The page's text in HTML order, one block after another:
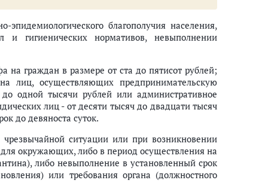
психоактивных веществ или одурманивающих веществ
наркотические средства или психотропные вещества либо
веществ
перевозки, приобретения, использования, ввоза, вывоза или
психотропных веществ, а также незаконные приобретение,
развитию
и борьбе с ним
эпидемиологического благополучия населения,
гигиенических нормативов, невыполнении
граждан в размере от ста до пятисот рублей;
лиц, осуществляющих предпринимательскую
одной тысячи рублей или административное
лиц - от десяти тысяч до двадцати тысяч
до девяноста суток.
чрезвычайной ситуации или при возникновении
окружающих, либо в период осуществления на
либо невыполнение в установленный срок
или требования органа (должностного